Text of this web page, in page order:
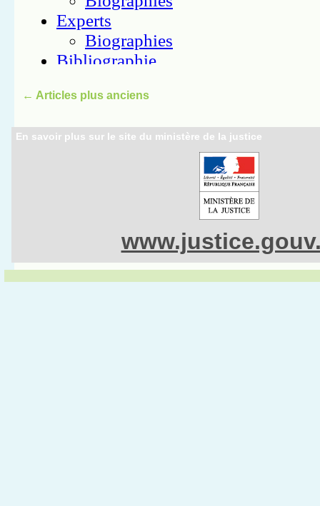
← Articles plus anciens
En savoir plus sur le site du ministère de la justice